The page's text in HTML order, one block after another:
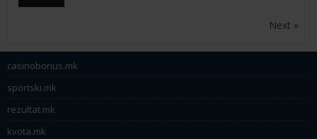
Next »
casinobonus.mk
sportski.mk
rezultat.mk
kvota.mk